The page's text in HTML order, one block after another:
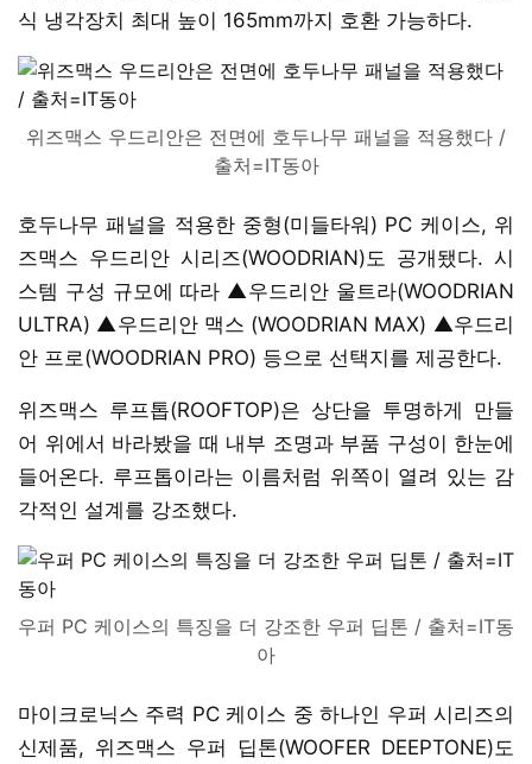
식 냉각장치 최대 높이 165mm까지 호환 가능하다.
위즈맥스 우드리안은 전면에 호두나무 패널을 적용했다 /
출처=IT동아
호두나무 패널을 적용한 중형(미들타워) PC 케이스, 위
즈맥스 우드리안 시리즈(WOODRIAN)도 공개됐다. 시
스템 구성 규모에 따라 ▲우드리안 울트라(WOODRIAN
ULTRA) ▲우드리안 맥스 (WOODRIAN MAX) ▲우드리
안 프로(WOODRIAN PRO) 등으로 선택지를 제공한다.
위즈맥스 루프톱(ROOFTOP)은 상단을 투명하게 만들
어 위에서 바라봤을 때 내부 조명과 부품 구성이 한눈에
들어온다. 루프톱이라는 이름처럼 위쪽이 열려 있는 감
각적인 설계를 강조했다.
우퍼 PC 케이스의 특징을 더 강조한 우퍼 딥톤 / 출처=IT동
아
마이크로닉스 주력 PC 케이스 중 하나인 우퍼 시리즈의
신제품, 위즈맥스 우퍼 딥톤(WOOFER DEEPTONE)도